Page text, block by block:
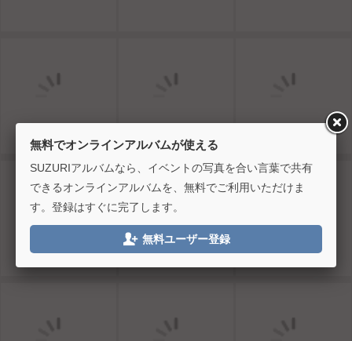
無料でオンラインアルバムが使える
SUZURIアルバムなら、イベントの写真を合い言葉で共有
できるオンラインアルバムを、無料でご利用いただけま
す。登録はすぐに完了します。
 無料ユーザー登録